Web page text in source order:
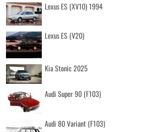
Lexus ES (XV10) 1994
Lexus ES (V20)
Kia Stonic 2025
Audi Super 90 (F103)
Audi 80 Variant (F103)